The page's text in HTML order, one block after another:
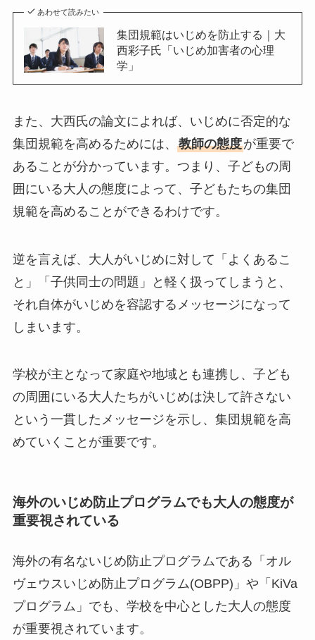
あわせて読みたい
集団規範はいじめを防止する｜大
西彩子氏「いじめ加害者の心理
学」
また、大西氏の論文によれば、いじめに否定的な
集団規範を高めるためには、 教師の態度が重要で
あることが分かっています。つまり、子どもの周
囲にいる大人の態度によって、子どもたちの集団
規範を高めることができるわけです。
逆を言えば、大人がいじめに対して「よくあるこ
と」「子供同士の問題」と軽く扱ってしまうと、
それ自体がいじめを容認するメッセージになって
しまいます。
学校が主となって家庭や地域とも連携し、子ども
の周囲にいる大人たちがいじめは決して許さない
という一貫したメッセージを示し、集団規範を高
めていくことが重要です。
海外のいじめ防止プログラムでも大人の態度が
重要視されている
海外の有名ないじめ防止プログラムである「オル
ヴェウスいじめ防止プログラム(OBPP)」や「KiVa
プログラム」でも、学校を中心とした大人の態度
が重要視されています。